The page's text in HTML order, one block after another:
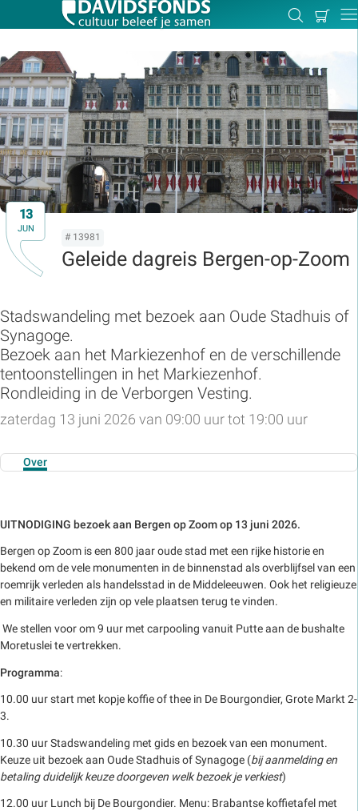
Zoeken
Mijn
13
JUN
# 13981
Geleide dagreis Bergen-op-Zoom
Stadswandeling met bezoek aan Oude Stadhuis of
Synagoge.
Bezoek aan het Markiezenhof en de verschillende
tentoonstellingen in het Markiezenhof.
Rondleiding in de Verborgen Vesting.
zaterdag 13 juni 2026 van 09:00 uur tot 19:00 uur
Over
UITNODIGING bezoek aan Bergen op Zoom op 13 juni 2026.
Bergen op Zoom is een 800 jaar oude stad met een rijke historie en
bekend om de vele monumenten in de binnenstad als overblijfsel van een
roemrijk verleden als handelsstad in de Middeleeuwen. Ook het religieuze
en militaire verleden zijn op vele plaatsen terug te vinden.
We stellen voor om 9 uur met carpooling vanuit Putte aan de bushalte
Moretuslei te vertrekken.
Programma:
10.00 uur start met kopje koffie of thee in De Bourgondier, Grote Markt 2-
3.
10.30 uur Stadswandeling met gids en bezoek van een monument.
Keuze uit bezoek aan Oude Stadhuis of Synagoge (bij aanmelding en
betaling duidelijk keuze doorgeven welk bezoek je verkiest)
12.00 uur Lunch bij De Bourgondier. Menu: Brabantse koffietafel met
Zoek:
Zoeken